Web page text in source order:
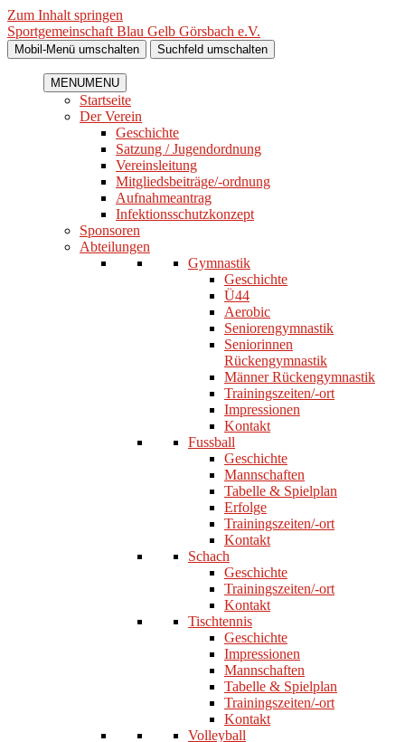
Zum Inhalt springen
Sportgemeinschaft Blau Gelb Görsbach e.V.
Mobil-Menü umschalten Suchfeld umschalten
MENUMENU
Startseite
Der Verein
Geschichte
Satzung / Jugendordnung
Vereinsleitung
Mitgliedsbeiträge/-ordnung
Aufnahmeantrag
Infektionsschutzkonzept
Sponsoren
Abteilungen
Gymnastik
Geschichte
Ü44
Aerobic
Seniorengymnastik
Seniorinnen
Rückengymnastik
Männer Rückengymnastik
Trainingszeiten/-ort
Impressionen
Kontakt
Fussball
Geschichte
Mannschaften
Tabelle & Spielplan
Erfolge
Trainingszeiten/-ort
Kontakt
Schach
Geschichte
Trainingszeiten/-ort
Kontakt
Tischtennis
Geschichte
Impressionen
Mannschaften
Tabelle & Spielplan
Trainingszeiten/-ort
Kontakt
Volleyball